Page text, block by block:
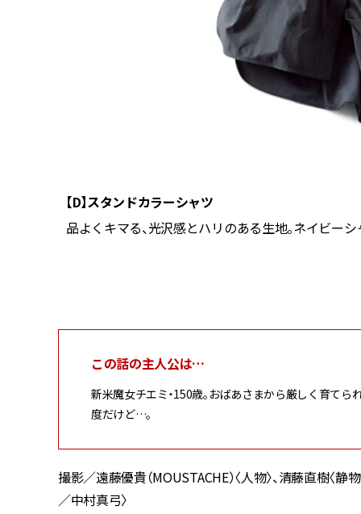
【D】スタンドカラーシャツ
品よくキマる、光沢感とハリのある生地。ネイビー
この話の主人公は…
新米魔女チエミ・150歳。おばあさまから厳しく育てら
度だけど…。
撮影／遠藤優貴（MOUSTACHE）〈人物〉、清藤直
／中村真弓〉